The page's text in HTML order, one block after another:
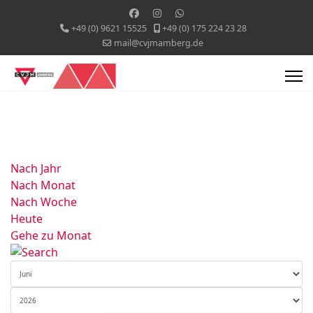
+49 (0) 9621 15525
+49 (0) 175 224 23 28
mail@cvjmamberg.de
Nach Jahr
Nach Monat
Nach Woche
Heute
Gehe zu Monat